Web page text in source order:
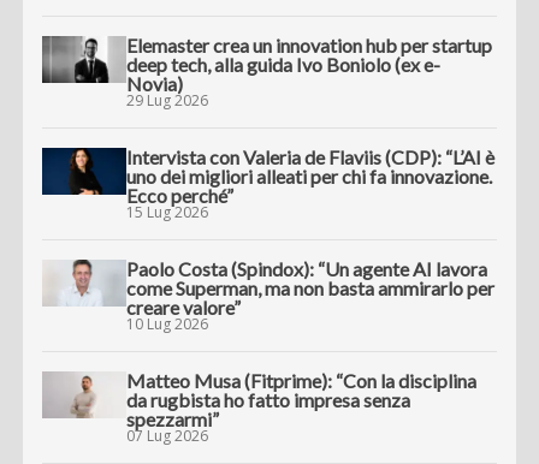
Elemaster crea un innovation hub per startup
deep tech, alla guida Ivo Boniolo (ex e-
Novia)
29 Lug 2026
Intervista con Valeria de Flaviis (CDP): “L’AI è
uno dei migliori alleati per chi fa innovazione.
Ecco perché”
15 Lug 2026
Paolo Costa (Spindox): “Un agente AI lavora
come Superman, ma non basta ammirarlo per
creare valore”
10 Lug 2026
Matteo Musa (Fitprime): “Con la disciplina
da rugbista ho fatto impresa senza
spezzarmi”
07 Lug 2026